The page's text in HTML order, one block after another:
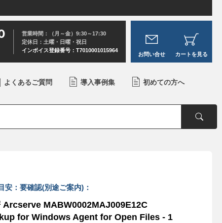
営業時間：（月～金）9:30～17:30
定休日：土曜・日曜・祝日
インボイス登録番号：T7010001015964
お問い合せ カートを見る
よくあるご質問 導入事例集 初めての方へ
安：要確認(別途ご案内)：
Arcserve MABW0002MAJ009E12C
for Windows Agent for Open Files - 1